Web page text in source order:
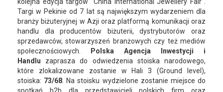
Targi w Pekinie od 7 lat są największym wydarzeniem dla
branży biżuteryjnej w Azji oraz platformą komunikacji oraz
handlu dla producentów biżuterii, dystrybutorów oraz
sprzedawców, stowarzyszeń branżowych czy też mediów
społecznościowych.
Polska Agencja Inwestycji i
Handlu zaprasza do odwiedzenia stoiska narodowego,
które zlokalizowane zostanie w Hali 3 (Ground level),
stoiska: 73/68 . Na stoisku wydzielone zostanie miejsce do